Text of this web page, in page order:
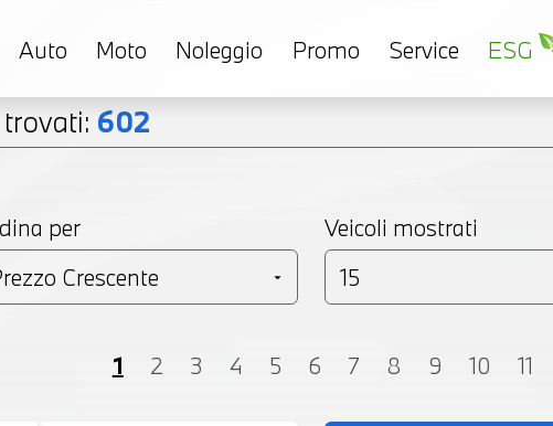
Auto Moto Noleggio Promo Service ESG
602
Coupé SUV
per Veicoli mostrati
1 2 3 4 5 6 7 8 9 10 11